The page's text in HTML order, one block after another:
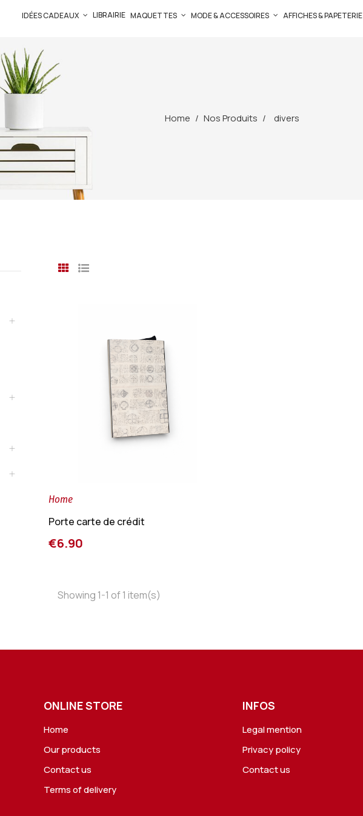
IDÉES CADEAUX LIBRAIRIE MAQUETTES MODE & ACCESSOIRES AFFICHES & PAPETERIE
Home Nos Produits divers
Home
Porte carte de crédit
€6.90
Showing 1-1 of 1 item(s)
ONLINE STORE
Home
Our products
Contact us
Terms of delivery
INFOS
Legal mention
Privacy policy
Contact us